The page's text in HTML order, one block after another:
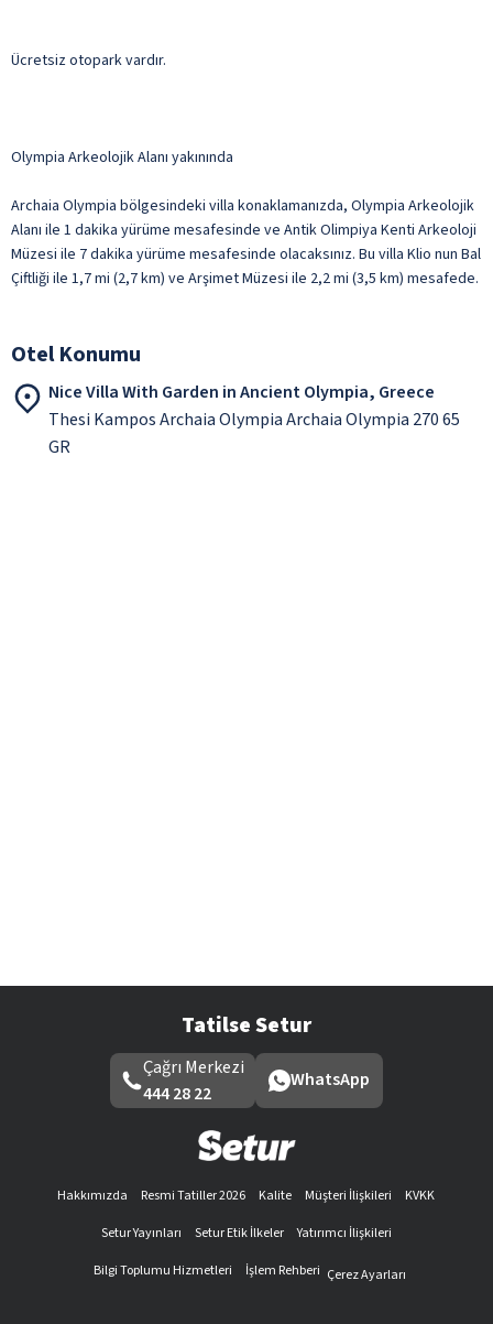
Ücretsiz otopark vardır.
Olympia Arkeolojik Alanı yakınında
Archaia Olympia bölgesindeki villa konaklamanızda, Olympia Arkeolojik
Alanı ile 1 dakika yürüme mesafesinde ve Antik Olimpiya Kenti Arkeoloji
Müzesi ile 7 dakika yürüme mesafesinde olacaksınız. Bu villa Klio nun Bal
Çiftliği ile 1,7 mi (2,7 km) ve Arşimet Müzesi ile 2,2 mi (3,5 km) mesafede.
Otel Konumu
Nice Villa With Garden in Ancient Olympia, Greece
Thesi Kampos Archaia Olympia Archaia Olympia 270 65
GR
Tatilse Setur
Çağrı Merkezi
444 28 22
WhatsApp
Hakkımızda Resmi Tatiller 2026 Kalite Müşteri İlişkileri
KVKK
Setur Yayınları
Setur Etik İlkeler
Yatırımcı İlişkileri
Bilgi Toplumu Hizmetleri
İşlem Rehberi Çerez Ayarları